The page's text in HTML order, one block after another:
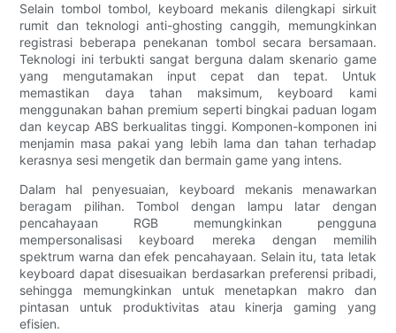
Selain tombol tombol, keyboard mekanis dilengkapi sirkuit
rumit dan teknologi anti-ghosting canggih, memungkinkan
registrasi beberapa penekanan tombol secara bersamaan.
Teknologi ini terbukti sangat berguna dalam skenario game
yang mengutamakan input cepat dan tepat. Untuk
memastikan daya tahan maksimum, keyboard kami
menggunakan bahan premium seperti bingkai paduan logam
dan keycap ABS berkualitas tinggi. Komponen-komponen ini
menjamin masa pakai yang lebih lama dan tahan terhadap
kerasnya sesi mengetik dan bermain game yang intens.
Dalam hal penyesuaian, keyboard mekanis menawarkan
beragam pilihan. Tombol dengan lampu latar dengan
pencahayaan RGB memungkinkan pengguna
mempersonalisasi keyboard mereka dengan memilih
spektrum warna dan efek pencahayaan. Selain itu, tata letak
keyboard dapat disesuaikan berdasarkan preferensi pribadi,
sehingga memungkinkan untuk menetapkan makro dan
pintasan untuk produktivitas atau kinerja gaming yang
efisien.